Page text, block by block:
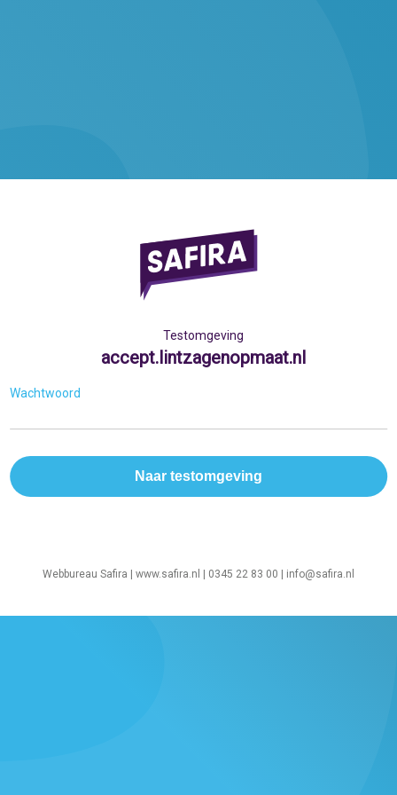
Testomgeving
accept.lintzagenopmaat.nl
Wachtwoord
Webbureau Safira | www.safira.nl | 0345 22 83 00 | info@safira.nl